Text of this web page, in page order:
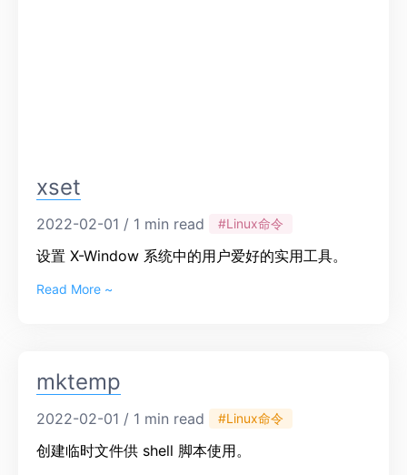
xset
2022-02-01 / 1 min read #Linux命令
设置 X-Window 系统中的用户爱好的实用工具。
Read More ~
mktemp
2022-02-01 / 1 min read #Linux命令
创建临时文件供 shell 脚本使用。